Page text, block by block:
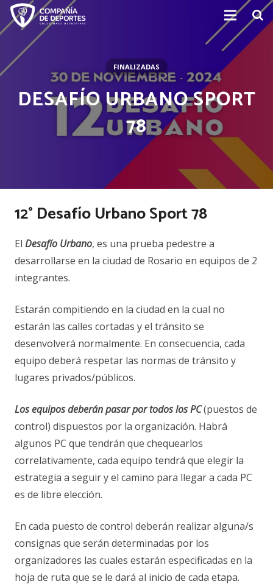
Home
Competencias
Acerca de
DESAFÍO URBANO SPORT
78
FINALIZADAS
12° Desafío Urbano Sport 78
El Desafío Urbano, es una prueba pedestre a
desarrollarse en la ciudad de Rosario en equipos de 2
integrantes.
Estarán compitiendo en la ciudad en la cual no
estarán las calles cortadas y el tránsito se
desenvolverá normalmente. En consecuencia, cada
equipo deberá respetar las normas de tránsito y
lugares privados/públicos.
Los equipos deberán pasar por todos los PC(puestos de
control) dispuestos por la organización. Habrá
algunos PC que tendrán que chequearlos
correlativamente, cada equipo tendrá que elegir la
estrategia a seguir y el camino para llegar a cada PC
es de libre elección.
En cada puesto de control deberán realizar alguna/s
consignas que serán determinadas por los
organizadores las cuales estarán especificadas en la
hoja de ruta que se le dará al inicio de cada etapa.